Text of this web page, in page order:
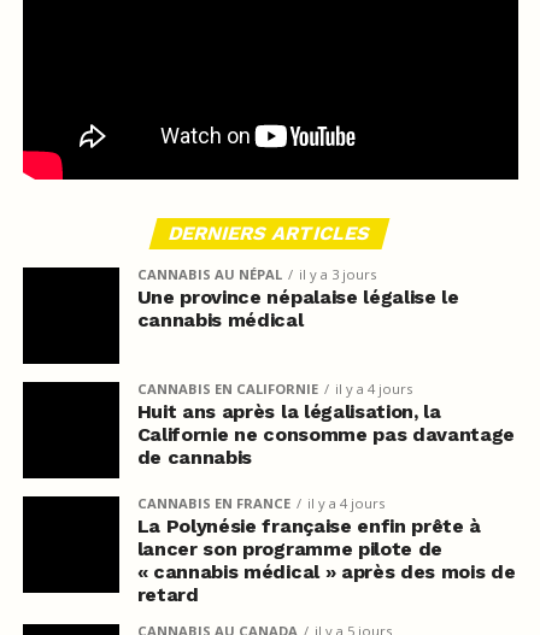
DERNIERS ARTICLES
CANNABIS AU NÉPAL il y a 3 jours
Une province népalaise légalise le
cannabis médical
CANNABIS EN CALIFORNIE il y a 4 jours
Huit ans après la légalisation, la
Californie ne consomme pas davantage
de cannabis
CANNABIS EN FRANCE il y a 4 jours
La Polynésie française enfin prête à
lancer son programme pilote de
« cannabis médical » après des mois de
retard
CANNABIS AU CANADA il y a 5 jours